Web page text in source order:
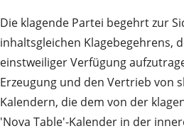
Die klagende Partei begehrt zur
inhaltsgleichen Klagebegehrens,
einstweiliger Verfügung
Erzeugung und den Vertrieb von
Kalendern, die dem von der
'Nova Table'-Kalender in der